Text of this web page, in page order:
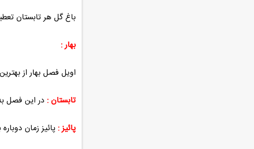
باغ گل هر تابستان
بهار :
اویل فصل بهار از
تابستان : در این فصل
پائیز :پائیز زمان